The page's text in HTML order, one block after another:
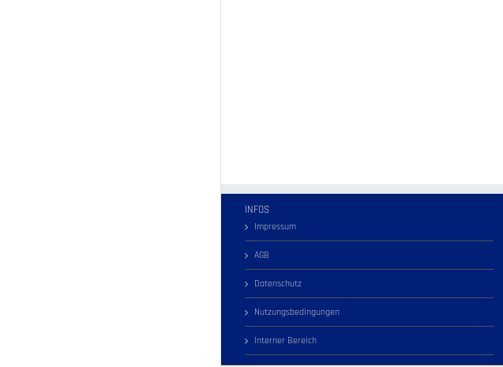
INFOS
Impressum
AGB
Datenschutz
Nutzungsbedingungen
Interner Bereich